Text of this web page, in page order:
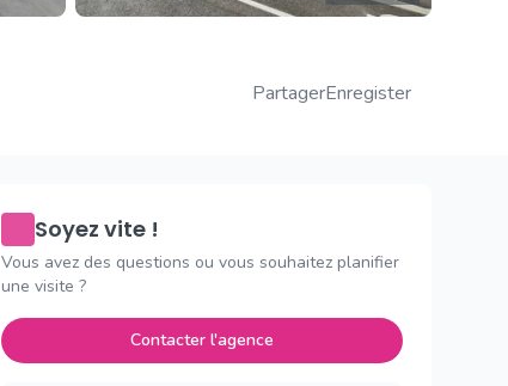
PartagerEnregister
Soyez vite !
Vous avez des questions ou vous souhaitez planifier
une visite ?
Contacter l'agence